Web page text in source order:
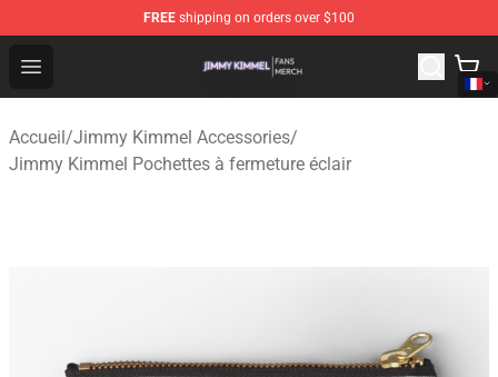
FREE shipping on orders over $100
Open menu
Jimmy Kimmel Shop - Official Jimmy Kimmel
Accueil/Jimmy Kimmel Accessories/
Jimmy Kimmel Pochettes à fermeture éclair